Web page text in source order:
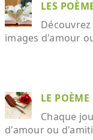
LES
images d'amour
LE
Chaque
d'amour ou